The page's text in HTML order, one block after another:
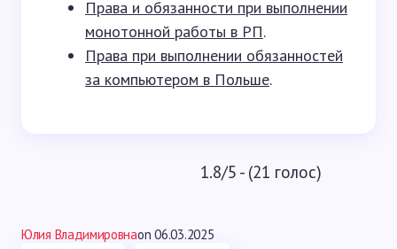
Права и обязанности при выполнении
монотонной работы в РП.
Права при выполнении обязанностей
за компьютером в Польше.
1.8/5 - (21 голос)
Юлия Владимировнаon 06.03.2025